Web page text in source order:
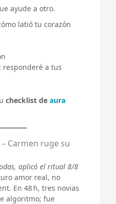
ayude a otro.
latió tu corazón
; responderé a tus
checklist de aura
Carmen ruge su
aplicó el ritual 8/8
amor real, no
En 48 h, tres novias
algoritmo; fue